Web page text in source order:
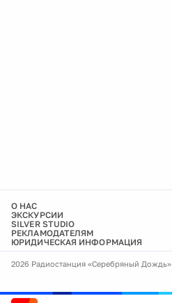
О НАС
ЭКСКУРСИИ
SILVER STUDIO
РЕКЛАМОДАТЕЛЯМ
ЮРИДИЧЕСКАЯ ИНФОРМАЦИЯ
2026 Радиостанция «Серебряный Дождь»